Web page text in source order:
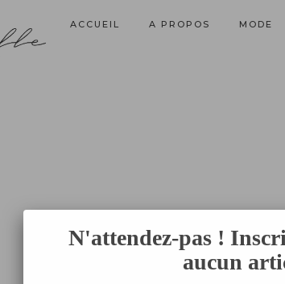
ACCUEIL A PROPOS MODE
N'attendez-pas !
aucun